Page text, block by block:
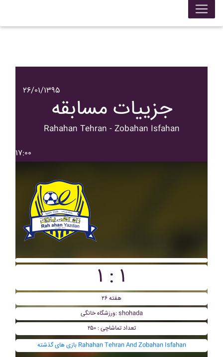
۲۶/۰۱/۱۳۹۵
جزییات مسابقه
Rahahan Tehran - Zobahan Isfahan
۱۷:۰۰
۱ : ۱
هفته ۲۶
ورزشگاه خانگی: shohada
تعداد تماشاچی : ۲۵۰
بازی های گذشته Rahahan Tehran And Zobahan Isfahan